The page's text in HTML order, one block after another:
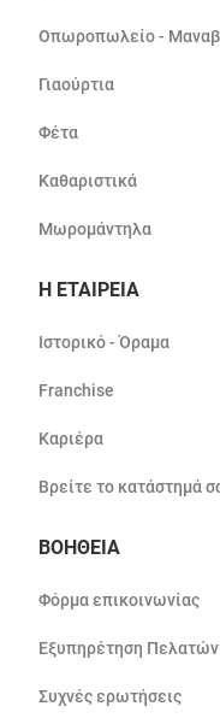
Οπωροπωλείο -
Γιαούρτια
Φέτα
Καθαριστικά
Μωρομάντηλα
Η ΕΤΑΙΡΕΙΑ
Ιστορικό - Όραμα
Franchise
Καριέρα
Βρείτε το κατάστημά
ΒΟΗΘΕΙΑ
Φόρμα επικοινωνίας
Εξυπηρέτηση Πελατών
Συχνές ερωτήσεις